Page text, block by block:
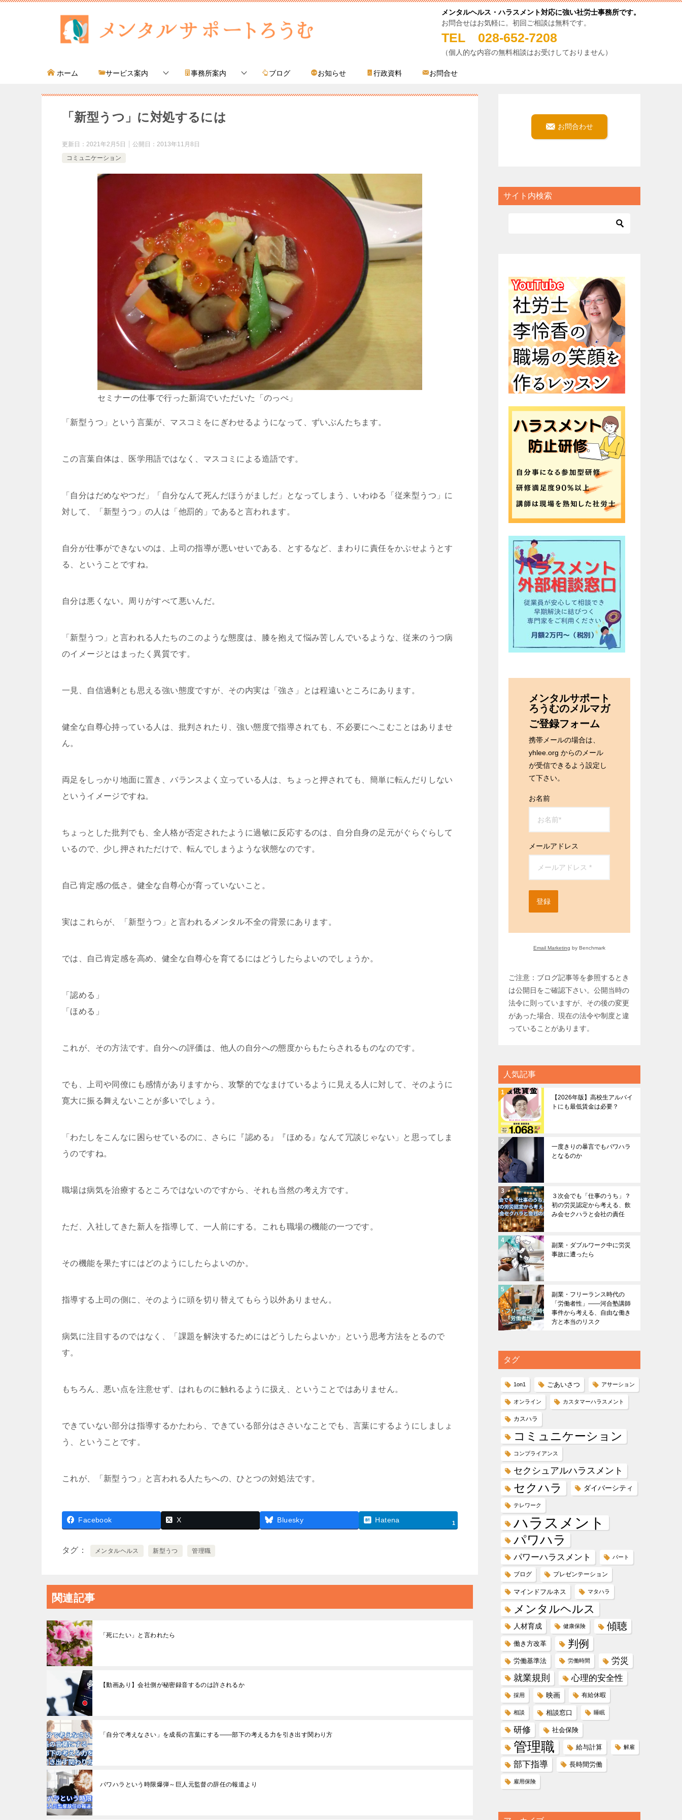
メンタルヘルス・ハラスメント対応に強い社労士事務所です。
お問合せはお気軽に。初回ご相談は無料です。
TEL 028-652-7208
（個人的な内容の無料相談はお受けしておりません）
ホーム サービス案内 事務所案内 ブログ お知らせ 行政資料 お問合せ
「新型うつ」に対処するには
更新日： 2021年2月5日 公開日： 2013年11月8日
コミュニケーション
セミナーの仕事で行った新潟でいただいた「のっぺ」
「新型うつ」という言葉が、マスコミをにぎわせるようになって、ずいぶんたちます。
この言葉自体は、医学用語ではなく、マスコミによる造語です。
「自分はだめなやつだ」「自分なんて死んだほうがましだ」となってしまう、いわゆる「従来型うつ」に
対して、「新型うつ」の人は「他罰的」であると言われます。
自分が仕事ができないのは、上司の指導が悪いせいである、とするなど、まわりに責任をかぶせようとす
る、ということですね。
自分は悪くない。周りがすべて悪いんだ。
「新型うつ」と言われる人たちのこのような態度は、膝を抱えて悩み苦しんでいるような、従来のうつ病
のイメージとはまったく異質です。
一見、自信過剰とも思える強い態度ですが、その内実は「強さ」とは程遠いところにあります。
健全な自尊心持っている人は、批判されたり、強い態度で指導されても、不必要にへこむことはありませ
ん。
両足をしっかり地面に置き、バランスよく立っている人は、ちょっと押されても、簡単に転んだりしない
というイメージですね。
ちょっとした批判でも、全人格が否定されたように過敏に反応するのは、自分自身の足元がぐらぐらして
いるので、少し押されただけで、転んでしまうような状態なのです。
自己肯定感の低さ。健全な自尊心が育っていないこと。
実はこれらが、「新型うつ」と言われるメンタル不全の背景にあります。
では、自己肯定感を高め、健全な自尊心を育てるにはどうしたらよいのでしょうか。
「認める」
「ほめる」
これが、その方法です。自分への評価は、他人の自分への態度からもたらされるものなのです。
でも、上司や同僚にも感情がありますから、攻撃的でなまけているように見える人に対して、そのように
寛大に振る舞えないことが多いでしょう。
「わたしをこんなに困らせているのに、さらに『認める』『ほめる』なんて冗談じゃない」と思ってしま
うのですね。
職場は病気を治療するところではないのですから、それも当然の考え方です。
ただ、入社してきた新人を指導して、一人前にする。これも職場の機能の一つです。
その機能を果たすにはどのようにしたらよいのか。
指導する上司の側に、そのように頭を切り替えてもらう以外ありません。
病気に注目するのではなく、「課題を解決するためにはどうしたらよいか」という思考方法をとるので
す。
もちろん、悪い点を注意せず、はれものに触れるように扱え、ということではありません。
できていない部分は指導するかたわら、できている部分はささいなことでも、言葉にするようにしましょ
う、ということです。
これが、「新型うつ」と言われる人たちへの、ひとつの対処法です。
Facebook X Bluesky Hatena 1
タグ メンタルヘルス 新型うつ 管理職
関連記事
「死にたい」と言われたら
【動画あり】会社側が秘密録音するのは許されるか
「自分で考えなさい」を成長の言葉にする――部下の考える力を引き出す関わり方
パワハラという時限爆弾～巨人元監督の辞任の報道より
お問合わせ
サイト内検索
メンタルサポート
ろうむのメルマガ
ご登録フォーム
携帯メールの場合は、
yhlee.org からのメール
が受信できるよう設定し
て下さい。
お名前
メールアドレス
登録
Email Marketing by Benchmark
ご注意：ブログ記事等を参照するとき
は公開日をご確認下さい。公開当時の
法令に則っていますが、その後の変更
があった場合、現在の法令や制度と違
っていることがあります。
人気記事
【2026年版】高校生アルバイ
トにも最低賃金は必要？
一度きりの暴言でもパワハラ
となるのか
３次会でも「仕事のうち」？
初の労災認定から考える、飲
み会セクハラと会社の責任
副業・ダブルワーク中に労災
事故に遭ったら
副業・フリーランス時代の
「労働者性」――河合塾講師
事件から考える、自由な働き
方と本当のリスク
タグ
1on1 ごあいさつ アサーション
オンライン カスタマーハラスメント
カスハラ
コミュニケーション
コンプライアンス
セクシュアルハラスメント
セクハラ ダイバーシティ
テレワーク
ハラスメント
パワハラ
パワーハラスメント パート
ブログ プレゼンテーション
マインドフルネス マタハラ
メンタルヘルス
人材育成 健康保険 傾聴
働き方改革 判例
労働基準法 労働時間 労災
就業規則 心理的安全性
採用 映画 有給休暇
相談 相談窓口 睡眠
研修 社会保険
管理職 給与計算 解雇
部下指導 長時間労働
雇用保険